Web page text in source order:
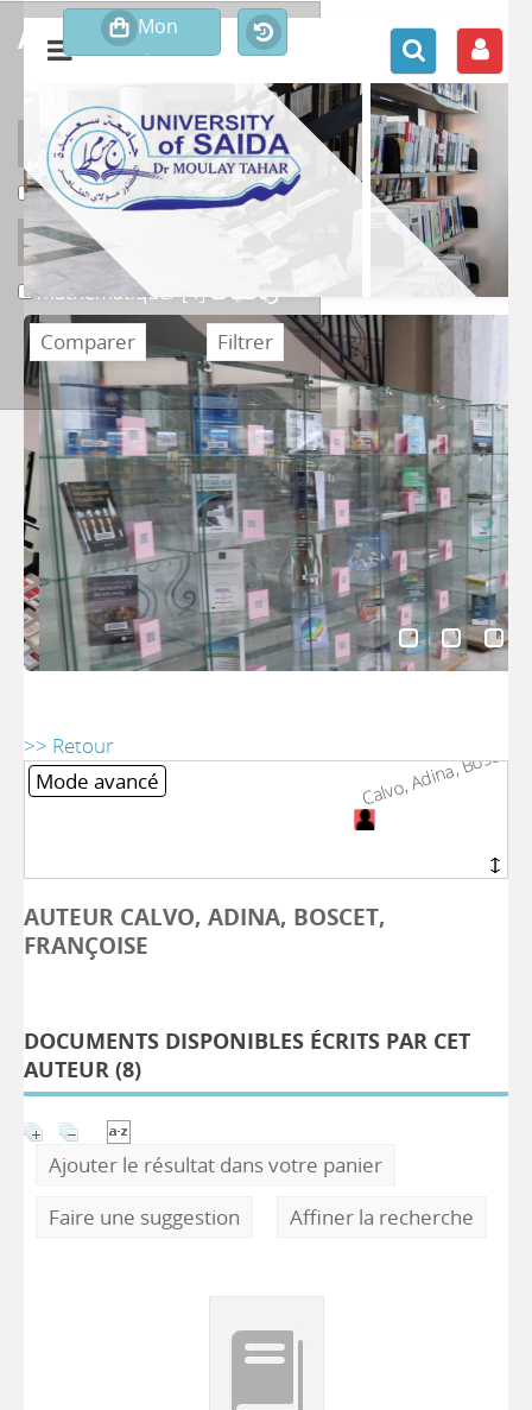
>> Retour Calvo, Adina,
Calvo, Adina,
Mode avancé
AUTEUR CALVO, ADINA, BOSCET,
FRANÇOISE
DOCUMENTS DISPONIBLES ÉCRITS PAR CET
AUTEUR (8)
Ajouter le résultat dans votre panier
Faire une suggestion
Affiner la recherche
affiner ou comparer
Support
Livre
Livre[4]
Section
mathématique/ رياضياتmathématique/ رياضيات[4]